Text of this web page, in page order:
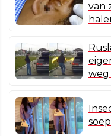
van
weg